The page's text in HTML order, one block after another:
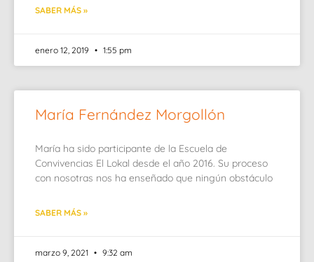
SABER MÁS »
enero 12, 2019 1:55 pm
María Fernández Morgollón
María ha sido participante de la Escuela de
Convivencias El Lokal desde el año 2016. Su proceso
con nosotras nos ha enseñado que ningún obstáculo
SABER MÁS »
marzo 9, 2021 9:32 am